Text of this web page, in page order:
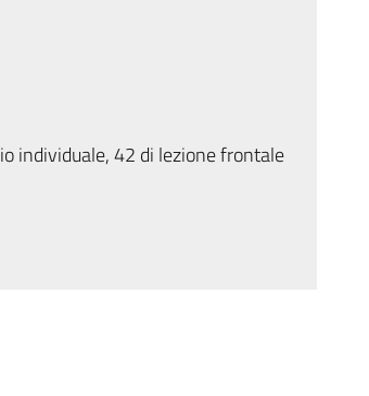
individuale, 42 di lezione frontale